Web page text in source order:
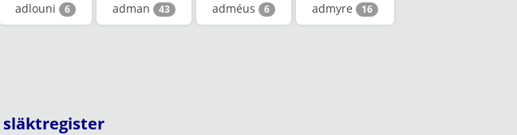
adlouni 6 adman 43 adméus 6 admyre 16
släktregister